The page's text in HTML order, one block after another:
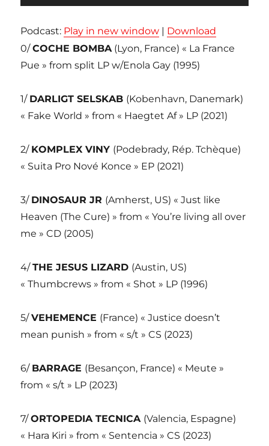
audio
Podcast: Play in new window | Download
0/COCHE BOMBA(Lyon, France) « La France
Pue » from split LP w/Enola Gay (1995)
1/ DARLIGT SELSKAB (Kobenhavn, Danemark)
« Fake World » from « Haegtet Af » LP (2021)
2/ KOMPLEX VINY (Podebrady, Rép. Tchèque)
« Suita Pro Nové Konce » EP (2021)
3/ DINOSAUR JR (Amherst, US) « Just like
Heaven (The Cure) » from « You’re living all over
me » CD (2005)
4/THE JESUS LIZARD (Austin, US)
« Thumbcrews » from « Shot » LP (1996)
5/VEHEMENCE (France) « Justice doesn’t
mean punish » from « s/t » CS (2023)
6/ BARRAGE (Besançon, France) « Meute »
from « s/t » LP (2023)
7/ORTOPEDIA TECNICA (Valencia, Espagne)
« Hara Kiri » from « Sentencia » CS (2023)